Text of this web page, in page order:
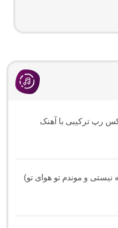
رپ ترکیبی با آهنک
نیستی و موندم تو هوای تو)